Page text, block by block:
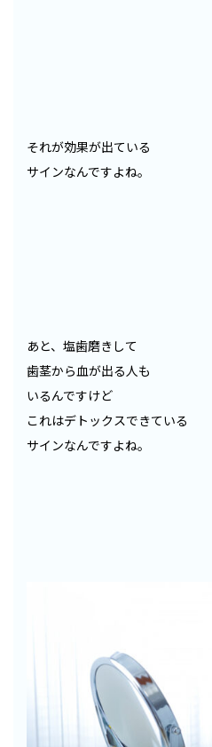
それが効果が出ている
サインなんですよね。
あと、塩歯磨きして
歯茎から血が出る人も
いるんですけど
これはデトックスできている
サインなんですよね。